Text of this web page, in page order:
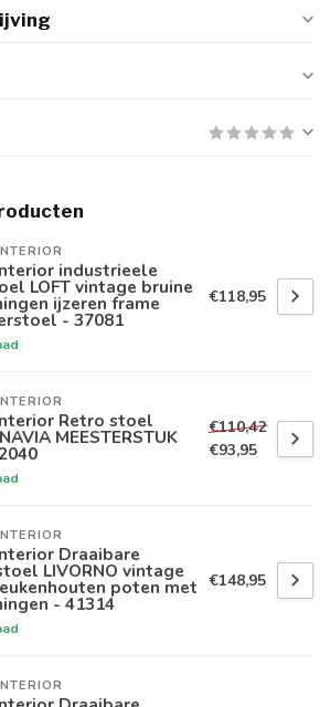
industrieele
LOFT vintage bruine
ijzeren frame
- 37081
€118,95
Retro stoel
MEESTERSTUK
€110,42
€93,95
Draaibare
LIVORNO vintage
poten met
- 41314
€148,95